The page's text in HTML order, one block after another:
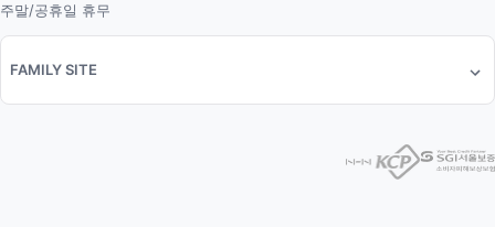
주말/공휴일 휴무
FAMILY SITE